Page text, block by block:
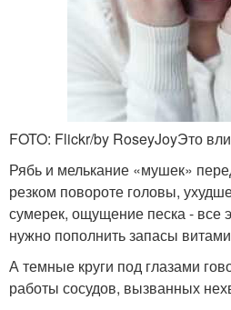
FOTO: Flickr/by RoseyJoyЭто
Рябь и мелькание «мушек»
резком повороте головы,
сумерек, ощущение песка - все
нужно пополнить запасы
А темные круги под глазами
работы сосудов, вызванных